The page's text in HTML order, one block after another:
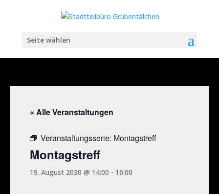
Seite wählen
« Alle Veranstaltungen
Veranstaltungsserie: Montagstreff
Montagstreff
19. August 2030 @ 14:00 - 16:00